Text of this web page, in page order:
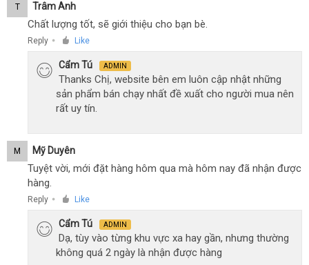
T Trâm Anh
Chất lượng tốt, sẽ giới thiệu cho bạn bè.
Reply ● Like
Cẩm Tú ADMIN
Thanks Chị, website bên em luôn cập nhật những
sản phẩm bán chạy nhất đề xuất cho người mua nên
rất uy tín.
M Mỹ Duyên
Tuyệt vời, mới đặt hàng hôm qua mà hôm nay đã nhận được
hàng.
Reply ● Like
Cẩm Tú ADMIN
Dạ, tùy vào từng khu vực xa hay gần, nhưng thường
không quá 2 ngày là nhận được hàng